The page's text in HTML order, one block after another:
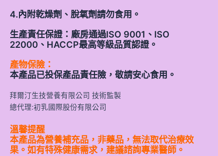
4.內附乾燥劑、脫氧劑請勿食用。
生產責任保證：廠房通過ISO 9001、ISO
22000、HACCP最高等級品質認證。
產物保險：
本產品已投保產品責任險，敬請安心食用。
拜爾汀生技營養有限公司 技術監製
總代理:初乳國際股份有限公司
溫馨提醒
本產品為營養補充品，非藥品，無法取代治療效
果。如有特殊健康需求，建議諮詢專業醫師。